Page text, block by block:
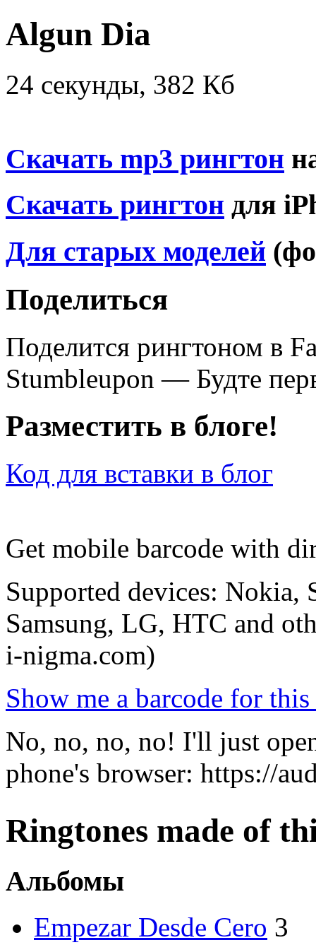
Algun Dia
24 секунды, 382 Кб
Скачать mp3 рингтон
Скачать рингтон для
Для старых моделей
Поделиться
Поделится рингтоном в
Stumbleupon — Будте
Разместить в блоге!
Код для вставки в блог
Get mobile barcode with
Supported devices: Nokia,
Samsung, LG, HTC and
i-nigma.com)
Show me a barcode for
No, no, no, no! I'll just
phone's browser: https://
Ringtones made of
Альбомы
Empezar Desde Cero 3